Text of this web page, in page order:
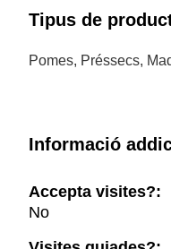
Tipus de
Pomes, Préssecs,
Informació
Accepta visites?:
No